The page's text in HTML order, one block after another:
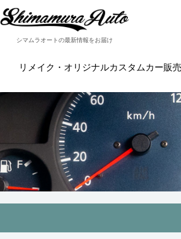
シマムラオートの最新情報をお届け
リメイク・オリジナルカスタムカー販売